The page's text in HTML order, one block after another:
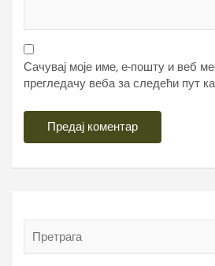
Сачувај моје име, е-пошту и веб
прегледачу веба за следећи пут